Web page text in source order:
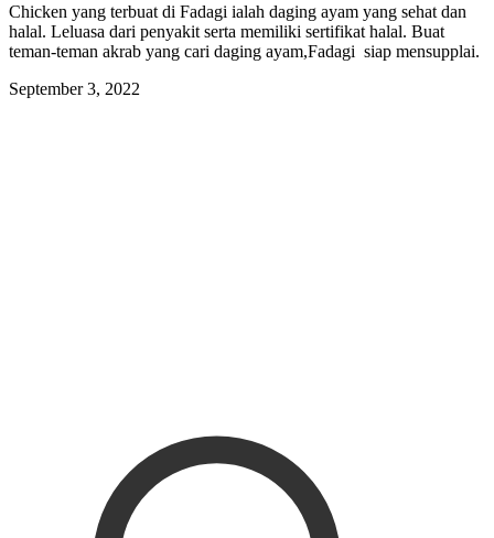
Chicken yang terbuat di Fadagi ialah daging ayam yang sehat dan
halal. Leluasa dari penyakit serta memiliki sertifikat halal. Buat
teman-teman akrab yang cari daging ayam,Fadagi siap mensupplai.
September 3, 2022